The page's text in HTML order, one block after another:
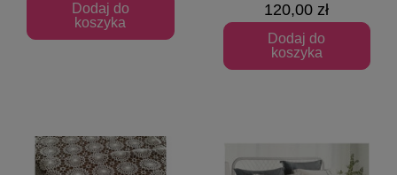
Dodaj do
koszyka
120,00 zł
Dodaj do
koszyka